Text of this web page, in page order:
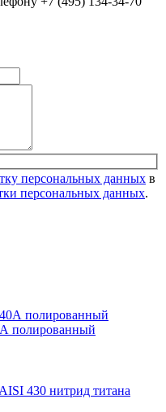
персональных данных в
персональных данных.
полированный